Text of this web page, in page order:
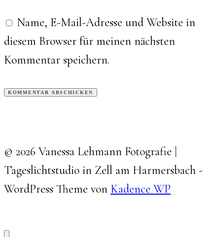
Name, E-Mail-Adresse und Website in
diesem Browser für meinen nächsten
Kommentar speichern.
© 2026 Vanessa Lehmann Fotografie |
Tageslichtstudio in Zell am Harmersbach -
WordPress Theme von Kadence WP